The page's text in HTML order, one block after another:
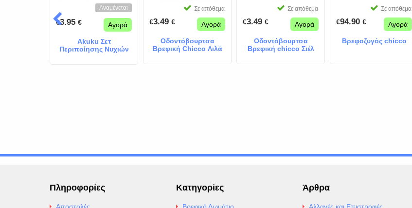
Αναμένεται
€3.95 € Αγορά
Akuku Σετ
Περιποίησης Νυχιών
Σε απόθεμα
€3.49 € Αγορά
Οδοντόβουρτσα
Βρεφική Chicco Λιλά
Σε απόθεμα
€3.49 € Αγορά
Οδοντόβουρτσα
Βρεφική chicco Σιέλ
Σε απόθεμα
€94.90 € Αγορά
Βρεφοζυγός chicco
Πληροφορίες Κατηγορίες Άρθρα